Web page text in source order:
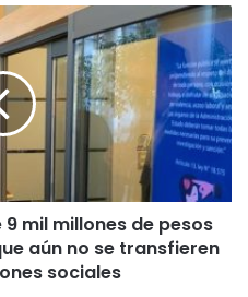
mil millones de pesos
aún no se transfieren
sociales